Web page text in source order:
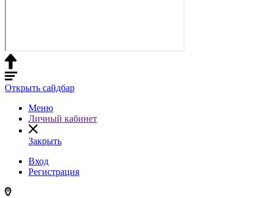
Открыть сайдбар
Меню
Личный кабинет
Закрыть
Вход
Регистрация